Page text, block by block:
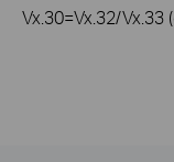
Vx.30=Vx.32/Vx.33